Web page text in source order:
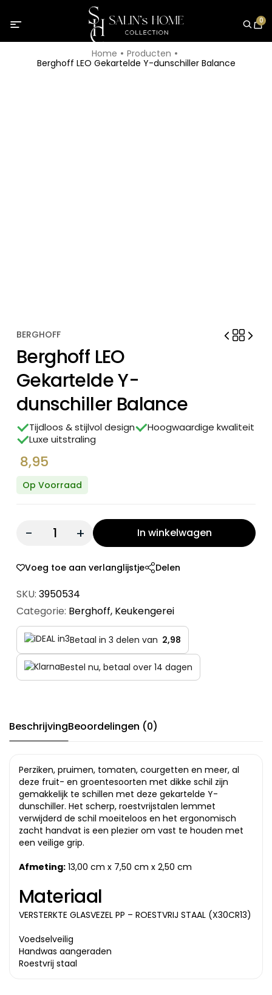
0
Home
Producten
Berghoff LEO Gekartelde Y-dunschiller Balance
BERGHOFF
Berghoff LEO
Gekartelde Y-
dunschiller Balance
Tijdloos & stijlvol design
Hoogwaardige kwaliteit
Luxe uitstraling
8,95
Op Voorraad
Quantity: In winkelwagen
Voeg toe aan verlanglijstje Delen
SKU: 3950534
Categorie: Berghoff, Keukengerei
Betaal in 3 delen van 2,98
Bestel nu, betaal over 14 dagen
BeschrijvingBeoordelingen (0)
Perziken, pruimen, tomaten, courgetten en meer, al
deze fruit- en groentesoorten met dikke schil zijn
gemakkelijk te schillen met deze gekartelde Y-
dunschiller. Het scherp, roestvrijstalen lemmet
verwijderd de schil moeiteloos en het ergonomisch
zacht handvat is een plezier om vast te houden met
een veilige grip.
Afmeting: 13,00 cm x 7,50 cm x 2,50 cm
Materiaal
VERSTERKTE GLASVEZEL PP – ROESTVRIJ STAAL (X30CR13)
Voedselveilig
Handwas aangeraden
Roestvrij staal